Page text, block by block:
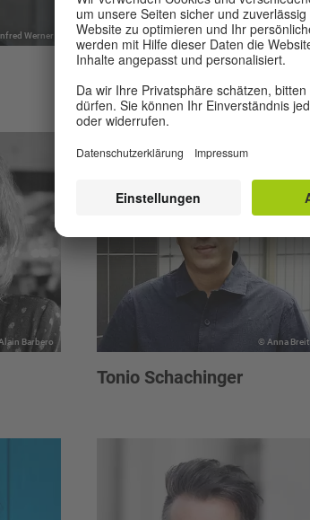
Werner © Christiane Gundlach
Josephine Mark
Barbero © Anna Breit
Tonio Schachinger